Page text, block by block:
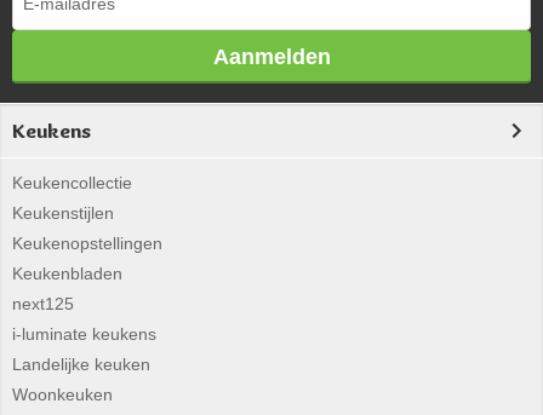
Aanmelden
Keukens
Keukencollectie
Keukenstijlen
Keukenopstellingen
Keukenbladen
next125
i-luminate keukens
Landelijke keuken
Woonkeuken